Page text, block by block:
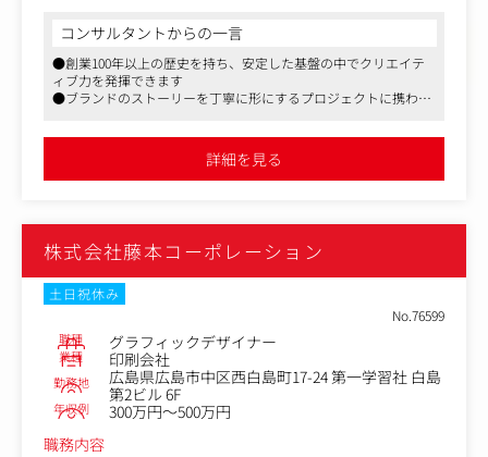
いくポジションです。
具体的には、以下のような制作・ディレクションに携わっ
ていただきます。
・コーポレートサイト、学校サイト、キャンペーンサイト
・ブランドのストーリーや価値を、ビジュアルやレイアウ
ト、トンマナで表現するアートディレクション補佐
・社内ディレクター、Webエンジニア、コピーライター、
・納品後の振り返りや効果検証を踏まえた、改善提案・ブ
ラッシュアップ
紙・Webどちらの案件もありますが、近年はWeb系の案件
比率が高まっています。
実績ページにもある通り、学校案件が比較的多めですが、
コンサルタントからの一言
●創業100年以上の歴史を持ち、安定した基盤の中でクリエイテ
ィブ力を発揮できます
●ブランドのストーリーを丁寧に形にするプロジェクトに携われ
詳細を見る
株式会社藤本コーポレーション
土日祝休み
No.76599
職種 グラフィックデザイナー
業種 印刷会社
勤務地
広島県広島市中区西白島町17-24 第一学習社 白島
第2ビル 6F
年収例
300万円～500万円
職務内容